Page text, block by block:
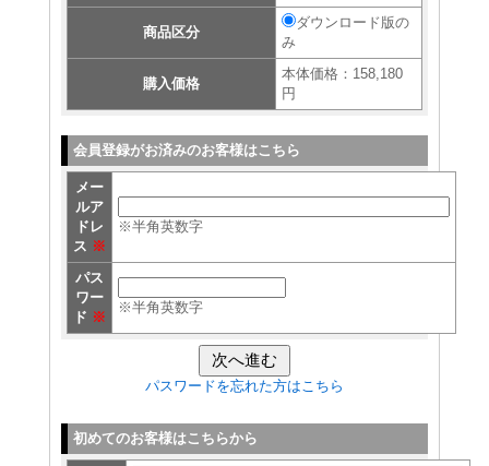
商品区分
ダウンロード版の
み
購入価格
本体価格：158,180
円
会員登録がお済みのお客様はこちら
メー
ルア
ドレ
ス ※
※半角英数字
パス
ワー
ド ※
※半角英数字
パスワードを忘れた方はこちら
初めてのお客様はこちらから